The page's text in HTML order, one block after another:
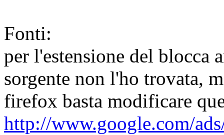
Fonti:
per l'estensione del blocca
sorgente non l'ho trovata,
firefox basta modificare
http://www.google.com/